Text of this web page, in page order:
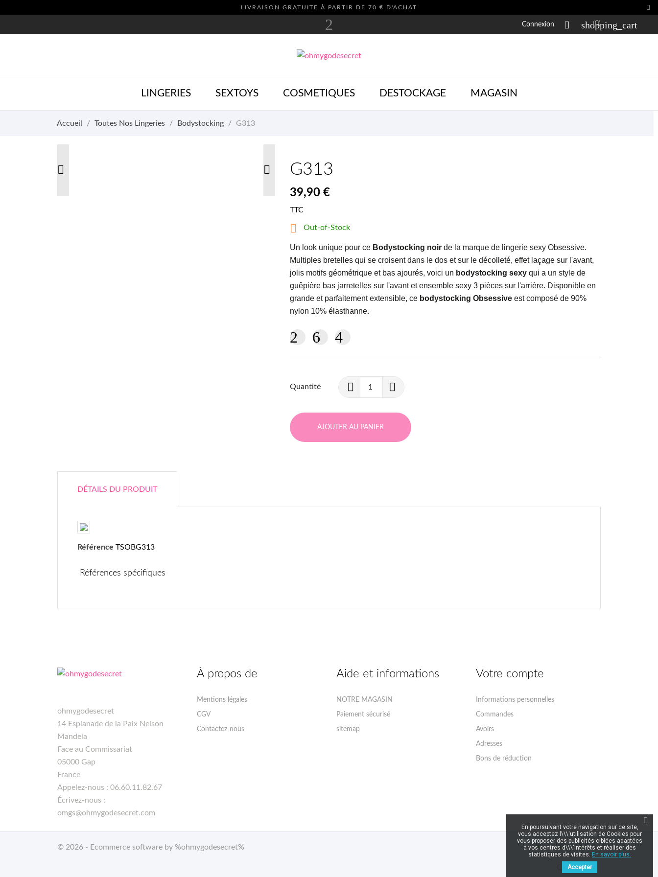
LIVRAISON GRATUITE À PARTIR DE 70 € D'ACHAT 
Connexion  shopping_cart
(0)
LINGERIES SEXTOYS COSMETIQUES DESTOCKAGE MAGASIN
Accueil Toutes Nos Lingeries Bodystocking G313
  G313
39,90 €
TTC
 Out-of-Stock
Un look unique pour ce Bodystocking noir de la marque de lingerie sexy Obsessive.
Multiples bretelles qui se croisent dans le dos et sur le décolleté, effet laçage sur l'avant,
jolis motifs géométrique et bas ajourés, voici un bodystocking sexy qui a un style de
guêpière bas jarretelles sur l'avant et ensemble sexy 3 pièces sur l'arrière. Disponible en
grande et parfaitement extensible, ce bodystocking Obsessive est composé de 90%
nylon 10% élasthanne.
Quantité
AJOUTER AU PANIER
DÉTAILS DU PRODUIT
Référence TSOBG313
Références spécifiques
ohmygodesecret
14 Esplanade de la Paix Nelson
Mandela
Face au Commissariat
05000 Gap
France
Appelez-nous : 06.60.11.82.67
Écrivez-nous :
omgs@ohmygodesecret.com
À propos de
Mentions légales
CGV
Contactez-nous
Aide et informations
NOTRE MAGASIN
Paiement sécurisé
sitemap
Votre compte
Informations personnelles
Commandes
Avoirs
Adresses
Bons de réduction
© 2026 - Ecommerce software by %ohmygodesecret%
En poursuivant votre navigation sur ce site,
vous acceptez l\\\'utilisation de Cookies pour
vous proposer des publicités ciblées adaptées
à vos centres d\\\'intérêts et réaliser des
statistiques de visites. En savoir plus.
Accepter